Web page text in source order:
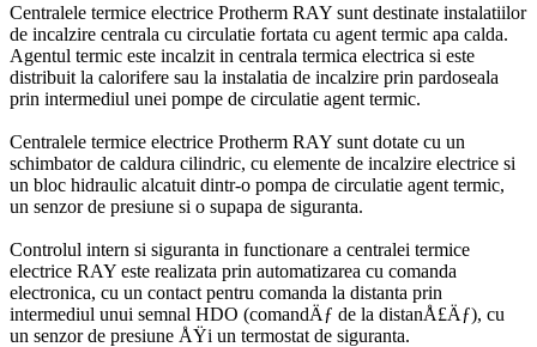
Centralele termice electrice Protherm RAY sunt destinate instalatiilor
de incalzire centrala cu circulatie fortata cu agent termic apa calda.
Agentul termic este incalzit in centrala termica electrica si este
distribuit la calorifere sau la instalatia de incalzire prin pardoseala
prin intermediul unei pompe de circulatie agent termic.
Centralele termice electrice Protherm RAY sunt dotate cu un
schimbator de caldura cilindric, cu elemente de incalzire electrice si
un bloc hidraulic alcatuit dintr-o pompa de circulatie agent termic,
un senzor de presiune si o supapa de siguranta.
Controlul intern si siguranta in functionare a centralei termice
electrice RAY este realizata prin automatizarea cu comanda
electronica, cu un contact pentru comanda la distanta prin
intermediul unui semnal HDO (comandÄƒ de la distanÅ£Äƒ), cu
un senzor de presiune ÅŸi un termostat de siguranta.